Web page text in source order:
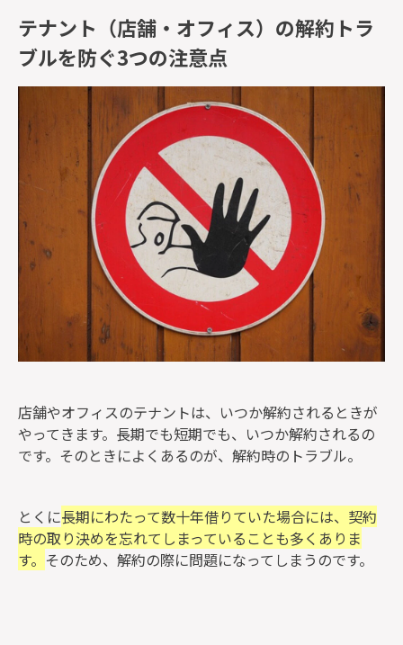
テナント（店舗・オフィス）の解約トラ
ブルを防ぐ3つの注意点
店舗やオフィスのテナントは、いつか解約されるときが
やってきます。長期でも短期でも、いつか解約されるの
です。そのときによくあるのが、解約時のトラブル。
とくに長期にわたって数十年借りていた場合には、契約
時の取り決めを忘れてしまっていることも多くありま
す。 そのため、解約の際に問題になってしまうのです。